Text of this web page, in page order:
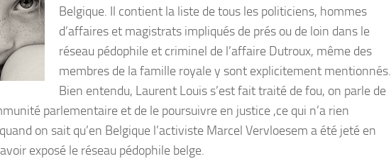
Belgique. Il contient la liste de tous les politiciens, hommes
d’affaires et magistrats impliqués de prés ou de loin dans le
réseau pédophile et criminel de l’affaire Dutroux, même des
membres de la famille royale y sont explicitement mentionnés.
Bien entendu, Laurent Louis s’est fait traité de fou, on parle de
parlementaire et de le poursuivre en justice ,ce qui n’a rien
on sait qu’en Belgique l’activiste Marcel Vervloesem a été jeté en
exposé le réseau pédophile belge.